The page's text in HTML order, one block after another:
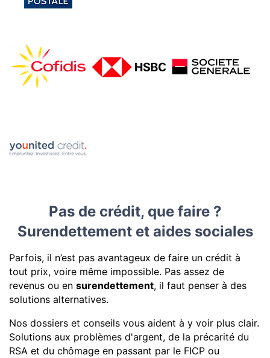
Pas de crédit, que faire ?
Surendettement et aides sociales
Parfois, il n’est pas avantageux de faire un crédit à
tout prix, voire même impossible. Pas assez de
revenus ou en surendettement, il faut penser à des
solutions alternatives.
Nos dossiers et conseils vous aident à y voir plus clair.
Solutions aux problèmes d'argent, de la précarité du
RSA et du chômage en passant par le FICP ou